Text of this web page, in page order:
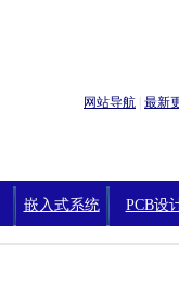
网站导航 最新
嵌入式系统 PCB设